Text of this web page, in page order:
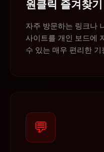
원클릭 즐겨찾
자주 방문하는 링크나
사이트를 개인 보드에
수 있는 매우 편리한 기
💬